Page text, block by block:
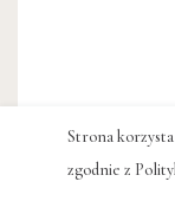
Strona
zgodnie z